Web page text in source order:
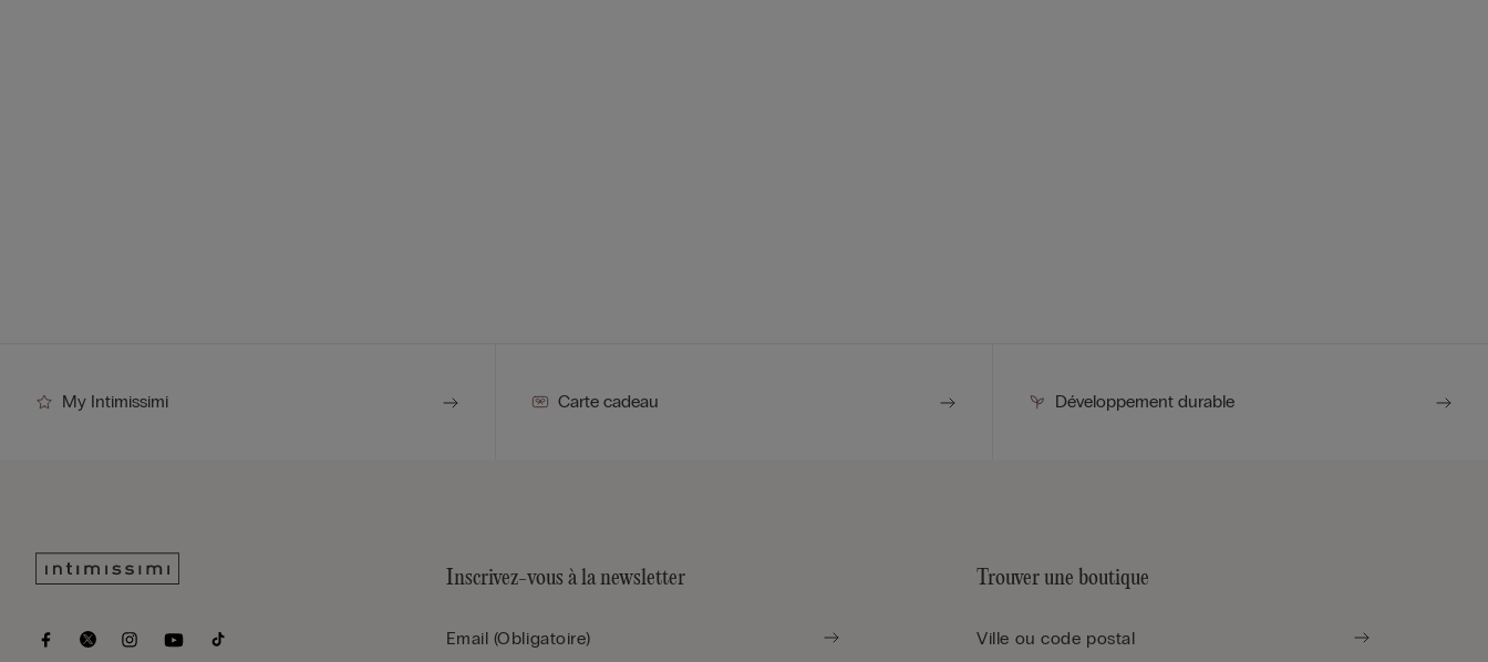
My Intimissimi Carte cadeau Développement durable
Inscrivez-vous à la newsletter Trouver une boutique